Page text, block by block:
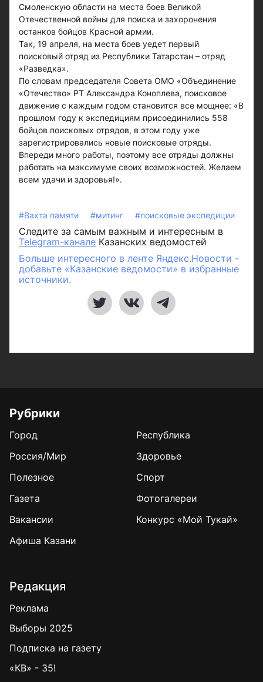
Смоленскую области на места боев Великой
Отечественной войны для поиска и захоронения
останков бойцов Красной армии.
Так, 19 апреля, на места боев уедет первый
поисковый отряд из Республики Татарстан – отряд
«Разведка».
По словам председателя Совета ОМО «Объединение
«Отечество» РТ Александра Коноплева, поисковое
движение с каждым годом становится все мощнее: «В
прошлом году к экспедициям присоединились 558
бойцов поисковых отрядов, в этом году уже
зарегистрировались новые поисковые отряды.
Впереди много работы, поэтому все отряды должны
работать на максимуме своих возможностей. Желаем
всем удачи и здоровья!».
#Вахта памяти #митинг #поисковые экспедиции
Следите за самым важным и интересным в
Telegram-канале Казанских ведомостей
Больше интересного в ленте Яндекс.Новости -
добавьте «Казанские ведомости» в избранные
источники.
Рубрики
Город
Республика
Россия/Мир
Здоровье
Полезное
Спорт
Газета
Фотогалереи
Вакансии
Конкурс «Мой Тукай»
Афиша Казани
Редакция
Реклама
Выборы 2025
Подписка на газету
«КВ» - 35!